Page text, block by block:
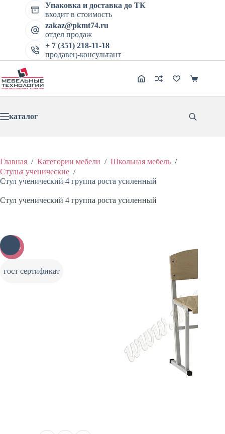
Упаковка и доставка до ТК
входит в стоимость
zakaz@pkmt74.ru
отдел продаж
+ 7 (351) 218-11-18
продавец-консультант
Корзина
каталог
Главная / Категории мебели / Школьная мебель /
Стулья ученические /
Стул ученический 4 группа роста усиленный
Стул ученический 4 группа роста усиленный
-10%
гост сертификат